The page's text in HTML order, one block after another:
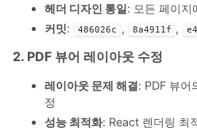
헤더 디자인 통일: 모든 페이지
커밋: 486026c , 8a4911f ,
2. PDF 뷰어 레이아웃 수정
레이아웃 문제 해결: PDF 뷰어
정
성능 최적화: React 렌더링 최